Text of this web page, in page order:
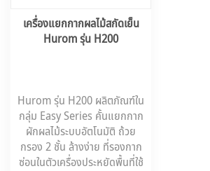
เครื่องแยกกากผลไม้สกัดเย็น
Hurom รุ่น H200
Hurom รุ่น H200 ผลิตภัณฑ์ใน
กลุ่ม Easy Series คั้นแยกกาก
ผักผลไม้ระบบอัตโนมัติ ถ้วย
กรอง 2 ชั้น ล้างง่าย ที่รองกาก
ซ่อนในตัวเครื่องประหยัดพื้นที่ใช้